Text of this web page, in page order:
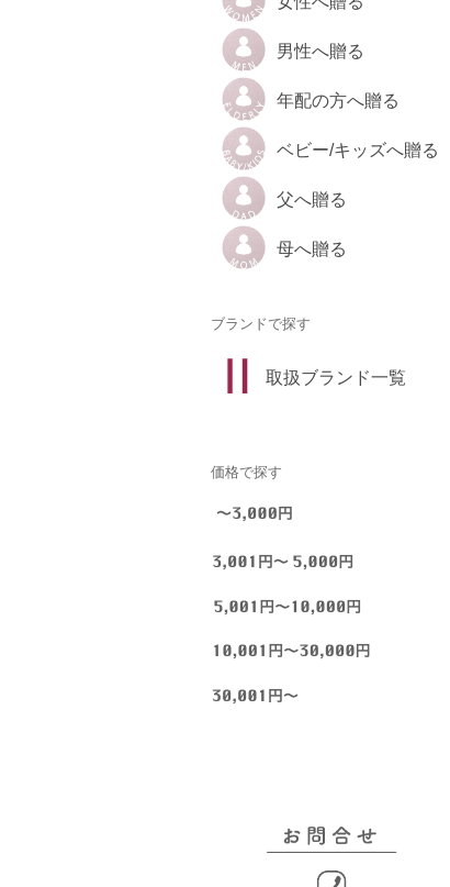
男性へ贈る
年配の方へ贈る
ベビー/キッズへ贈る
父へ贈る
母へ贈る
ブランドで探す
取扱ブランド一覧
価格で探す